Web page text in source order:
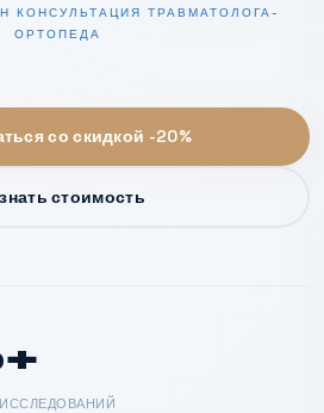
КОНСУЛЬТАЦИЯ ТРАВМАТОЛОГА-
ОРТОПЕДА
со скидкой -20%
стоимость
ИССЛЕДОВАНИЙ